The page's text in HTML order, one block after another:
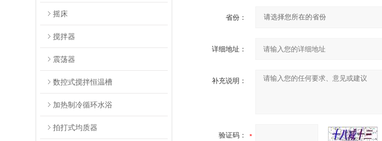
摇床
搅拌器
震荡器
数控式搅拌恒温槽
加热制冷循环水浴
拍打式均质器
省份：
详细地址：
补充说明：
验证码：